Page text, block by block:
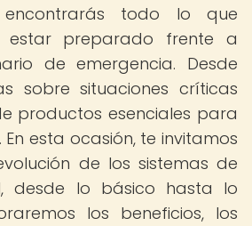
encontrarás todo lo que
estar preparado frente a
de emergencia. Desde
sobre situaciones críticas
productos esenciales para
En esta ocasión, te invitamos
de los sistemas de
desde lo básico hasta lo
los beneficios, los